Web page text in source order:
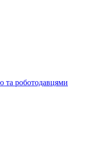
та роботодавцями